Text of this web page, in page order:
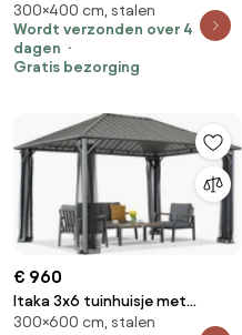
3x4m Garden Point
300×400 cm, stalen
Wordt verzonden over 4
dagen
Gratis bezorging
€ 960
Itaka 3x6 tuinhuisje met
klamboe antraciet Tuinpunt
300×600 cm, stalen